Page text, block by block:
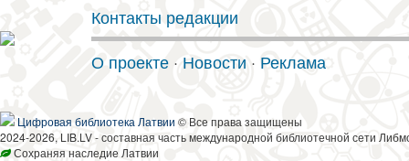
Контакты редакции
О проекте · Новости · Реклама
Цифровая библиотека Латвии © Все права защищены
2024-2026, LIB.LV - составная часть международной библиотечной сети
Сохраняя наследие Латвии